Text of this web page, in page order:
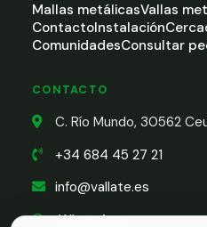
Mallas metálicasVallas
ContactoInstalación
ComunidadesConsultar
CONTACTO
C. Río Mundo, 30562
+34 684 45 27 21
info@vallate.es
WhatsApp